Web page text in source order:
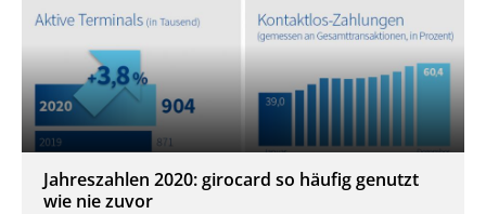
Jahreszahlen 2020: girocard so häufig genutzt
wie nie zuvor